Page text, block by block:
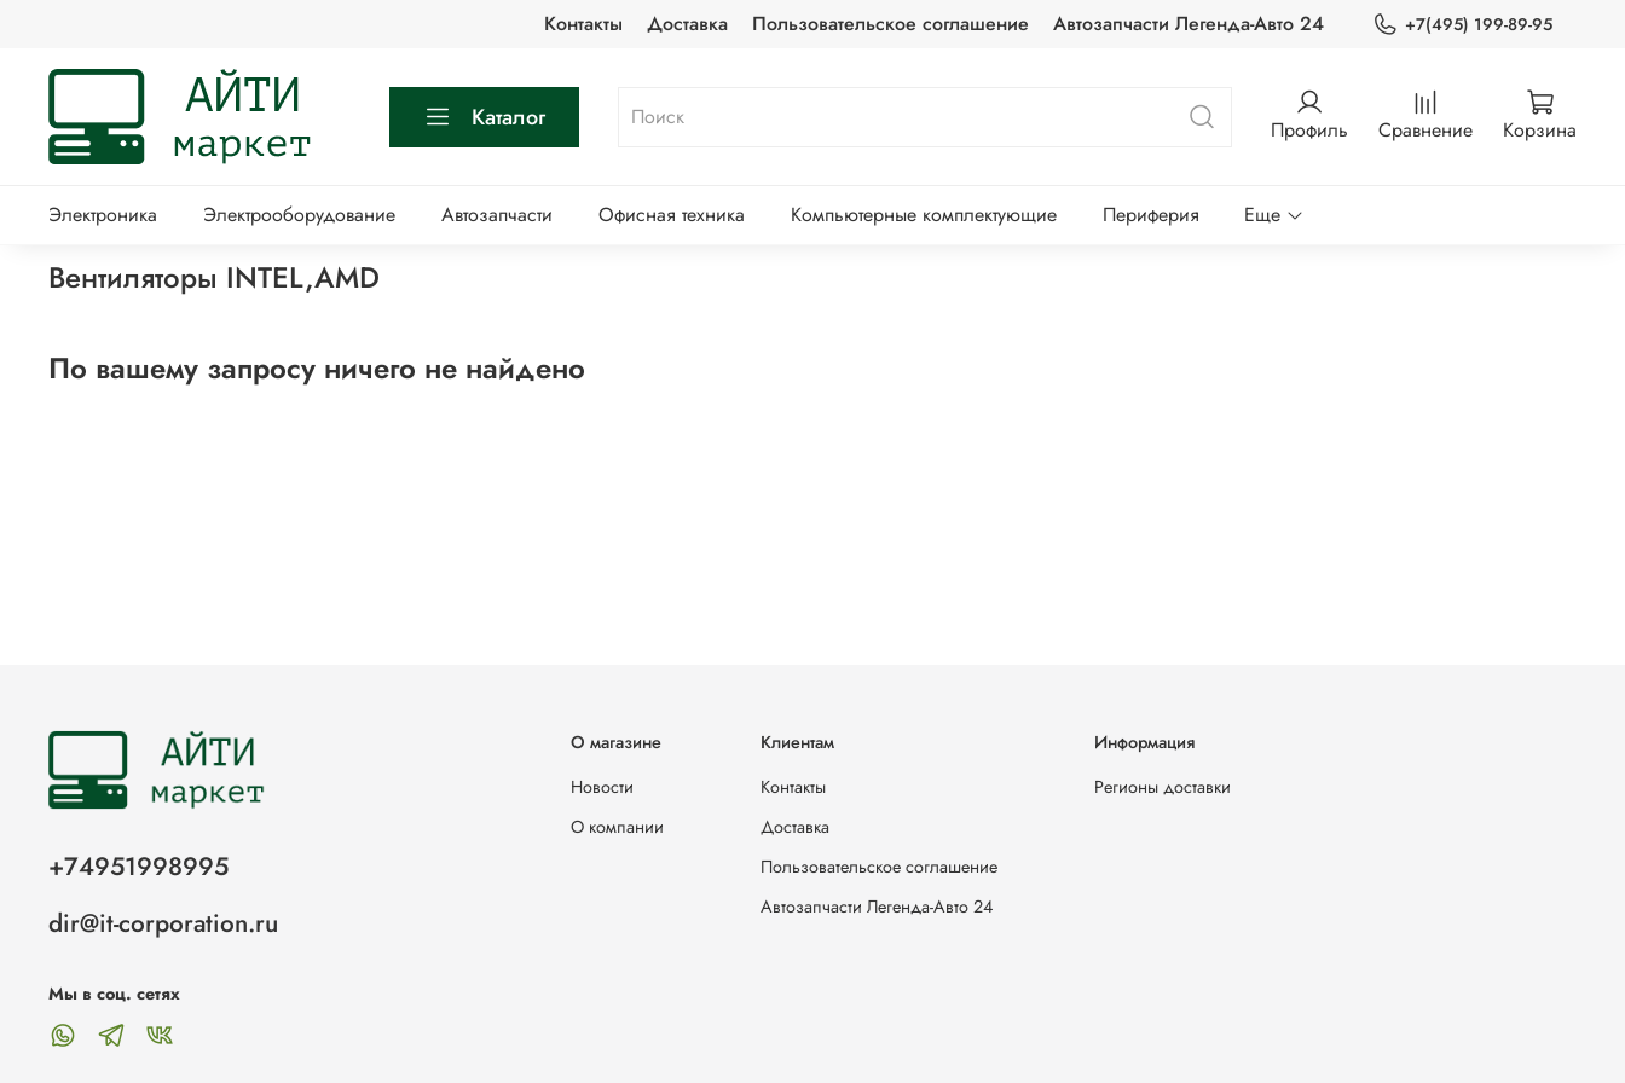
Контакты Доставка Пользовательское соглашение Автозапчасти Легенда-Авто 24 +7(495) 199-89-95
Каталог Профиль Сравнение Корзина
Электроника Электрооборудование Автозапчасти Офисная техника Компьютерные комплектующие Периферия Еще
Вентиляторы INTEL,AMD
По вашему запросу ничего не найдено
О магазине
Новости
О компании
Клиентам
Контакты
Доставка
Пользовательское соглашение
Автозапчасти Легенда-Авто 24
Информация
Регионы доставки
+74951998995
dir@it-corporation.ru
Мы в соц. сетях